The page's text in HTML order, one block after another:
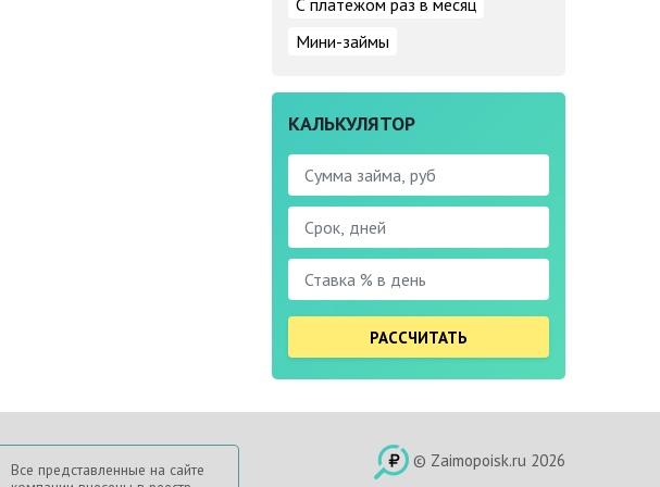
С платежом раз в месяц
Мини-займы
КАЛЬКУЛЯТОР
РАССЧИТАТЬ
Все представленные на сайте
© Zaimopoisk.ru 2026